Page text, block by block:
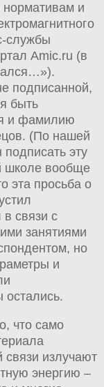
нормативам и
службы
Amic.ru (в
подписанной,
быть
и фамилию
(По нашей
эту
школе вообще
эта просьба о
в связи с
занятиями
но
и
остались.
что само
излучают
энергию –